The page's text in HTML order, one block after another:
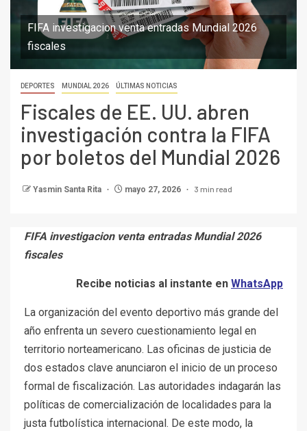
FIFA investigacion venta entradas Mundial 2026
fiscales
DEPORTES MUNDIAL 2026 ÚLTIMAS NOTICIAS
Fiscales de EE. UU. abren
investigación contra la FIFA
por boletos del Mundial 2026
Yasmin Santa Rita mayo 27, 2026 3 min read
FIFA investigacion venta entradas Mundial 2026
fiscales
Recibe noticias al instante en WhatsApp
La organización del evento deportivo más grande del
año enfrenta un severo cuestionamiento legal en
territorio norteamericano. Las oficinas de justicia de
dos estados clave anunciaron el inicio de un proceso
formal de fiscalización. Las autoridades indagarán las
políticas de comercialización de localidades para la
justa futbolística internacional. De este modo, la